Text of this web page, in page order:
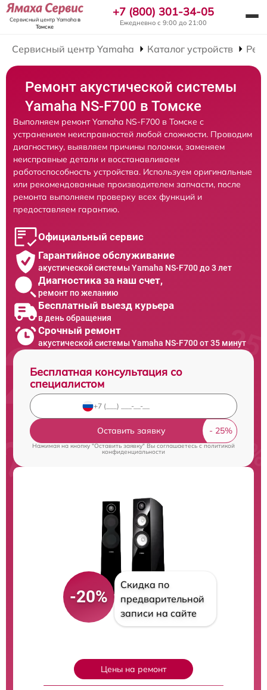
Сервисный центр Yamahaв
Томске
+7 (800) 301-34-05
Ежедневно с 9:00 до 21:00
Сервисный центр Yamaha Каталог устройств
Ремонт акустической системы
Yamaha NS-F700 в Томске
Выполняем ремонт Yamaha NS-F700 в Томске с
устранением неисправностей любой сложности. Проводим
диагностику, выявляем причины поломки, заменяем
неисправные детали и восстанавливаем
работоспособность устройства. Используем оригинальные
или рекомендованные производителем запчасти, после
ремонта выполняем проверку всех функций и
предоставляем гарантию.
Официальный сервис
Гарантийное обслуживание
акустической системы Yamaha NS-F700 до 3 лет
Диагностика за наш счет,
ремонт по желанию
Бесплатный выезд курьера
в день обращения
Срочный ремонт
акустической системы Yamaha NS-F700 от 35 минут
Бесплатная консультация со
специалистом
Оставить заявку
Нажимая на кнопку "Оставить заявку" Вы соглашаетесь cполитикой
конфиденциальности
-20%
Скидка по
предварительной
записи на сайте
Цены на ремонт